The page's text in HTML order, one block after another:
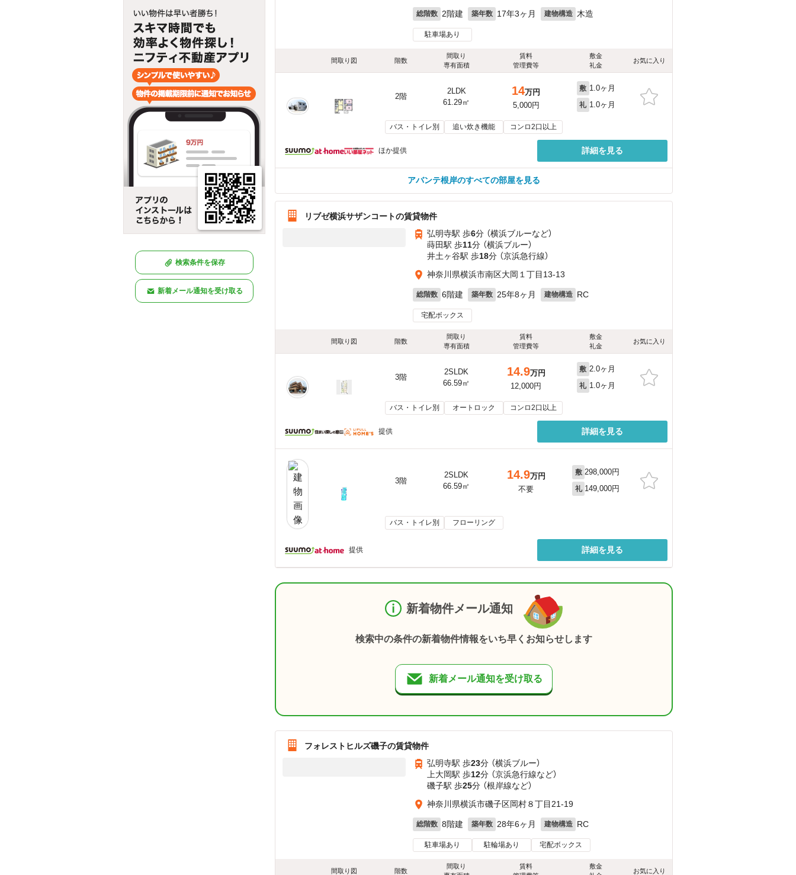
検索条件を保存
新着メール通知を受け取る
総階数 2階建 築年数 17年3ヶ月 建物構造 木造
駐車場あり
間取り図 階数
間取り
専有面積
賃料
管理費等
敷金
礼金
お気に入り
2階
2LDK
61.29㎡
14万円
5,000円
敷 1.0ヶ月
礼 1.0ヶ月
バス・トイレ別 追い炊き機能 コンロ2口以上
ほか提供 詳細を見る
アバンテ根岸のすべての部屋を見る
リブゼ横浜サザンコートの賃貸物件
弘明寺駅 歩6分 （横浜ブルーなど）
蒔田駅 歩11分 （横浜ブルー）
井土ヶ谷駅 歩18分 （京浜急行線）
神奈川県横浜市南区大岡１丁目13-13
総階数 6階建 築年数 25年8ヶ月 建物構造 RC
宅配ボックス
間取り図 階数
間取り
専有面積
賃料
管理費等
敷金
礼金
お気に入り
3階
2SLDK
66.59㎡
14.9万円
12,000円
敷 2.0ヶ月
礼 1.0ヶ月
バス・トイレ別 オートロック コンロ2口以上
提供 詳細を見る
3階
2SLDK
66.59㎡
14.9万円
不要
敷 298,000円
礼 149,000円
バス・トイレ別 フローリング
提供 詳細を見る
新着物件メール通知
検索中の条件の新着物件情報をいち早くお知らせします
新着メール通知を受け取る
フォレストヒルズ磯子の賃貸物件
弘明寺駅 歩23分 （横浜ブルー）
上大岡駅 歩12分 （京浜急行線など）
磯子駅 歩25分 （根岸線など）
神奈川県横浜市磯子区岡村８丁目21-19
総階数 8階建 築年数 28年6ヶ月 建物構造 RC
駐車場あり 駐輪場あり 宅配ボックス
間取り図 階数
間取り
賃料
敷金
お気に入り